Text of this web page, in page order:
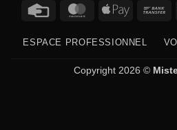
Credit
MasterCardApple
ESPACE PROFESSIONNEL
Copyright 2026 ©